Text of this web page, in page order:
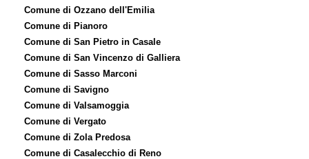
Comune di Ozzano dell'Emilia
Comune di Pianoro
Comune di San Pietro in Casale
Comune di San Vincenzo di Galliera
Comune di Sasso Marconi
Comune di Savigno
Comune di Valsamoggia
Comune di Vergato
Comune di Zola Predosa
Comune di Casalecchio di Reno